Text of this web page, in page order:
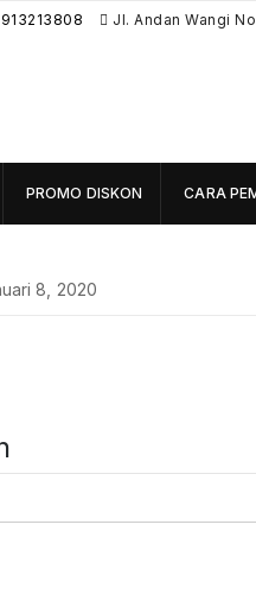
Jl. Andan Wangi
PROMO DISKON CARA
8, 2020